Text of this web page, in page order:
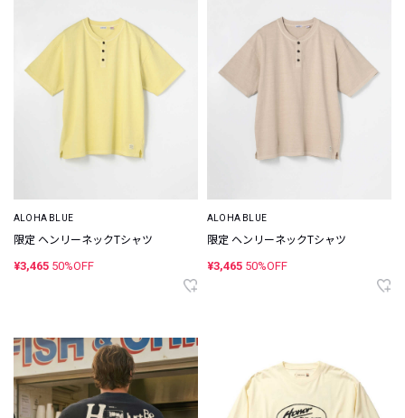
ALOHA BLUE
限定 ヘンリーネックTシャツ
¥3,465 50%OFF
ALOHA BLUE
限定 ヘンリーネックTシャツ
¥3,465 50%OFF